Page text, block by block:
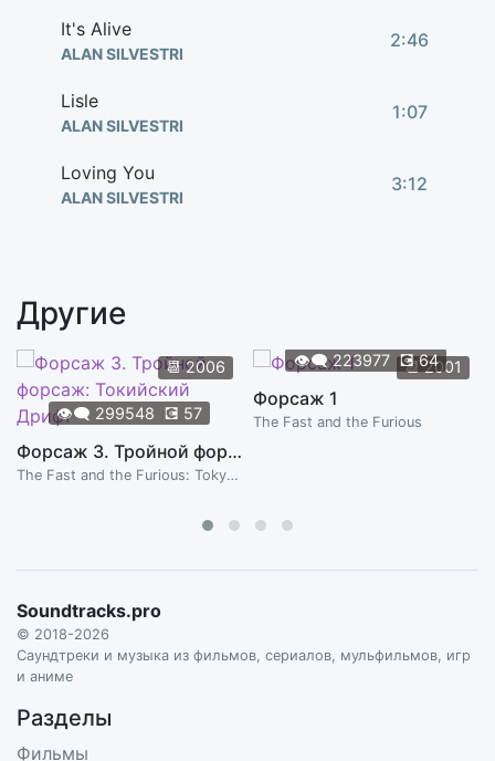
It's Alive
ALAN SILVESTRI
2:46
Lisle
ALAN SILVESTRI
1:07
Loving You
ALAN SILVESTRI
3:12
Me
Now, A Warning
ALAN SILVESTRI
Sempre Viva
ALAN SILVESTRI
Woman on the Verge
Другие
📆2006
👁️‍🗨️ 299548 💽 57
Форсаж 3. Тройной форсаж: Токийский Дрифт
The Fast and the Furious: Tokyo Drift
📆2001
👁️‍🗨️223977 💽64
Форсаж 1
The Fast and the Furious
Soundtracks.pro
© 2018-2026
Саундтреки и музыка из фильмов, сериалов, мульфильмов, игр
и аниме
Разделы
Фильмы